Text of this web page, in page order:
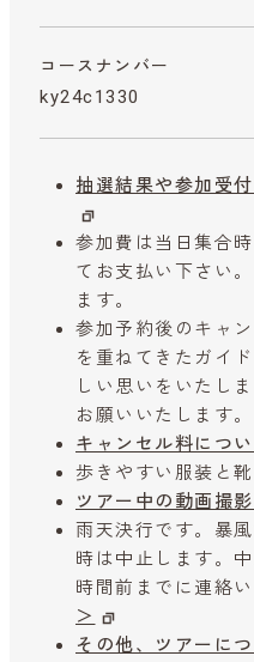
コースナンバー
ky24c1330
抽選結果や参加受
参加費は当日集合
てお支払い下さい
ます。
参加予約後のキャ
を重ねてきたガイ
しい思いをいたし
お願いいたします。
キャンセル料につ
歩きやすい服装と
ツアー中の動画撮
雨天決行です。暴
時は中止します。
時間前までに連絡い
＞
その他、ツアーに